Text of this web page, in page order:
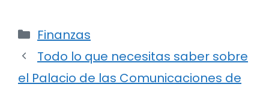
Categorías
Finanzas
Todo lo que necesitas saber sobre
el Palacio de las Comunicaciones de